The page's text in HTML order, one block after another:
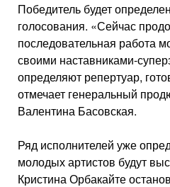
Победитель будет
голосования. «Сейчас
последовательная работа
своими наставниками-
определяют репертуар,
отмечает генеральный
Валентина Басовская.
Ряд исполнителей уже
молодых артистов будут
Кристина Орбакайте